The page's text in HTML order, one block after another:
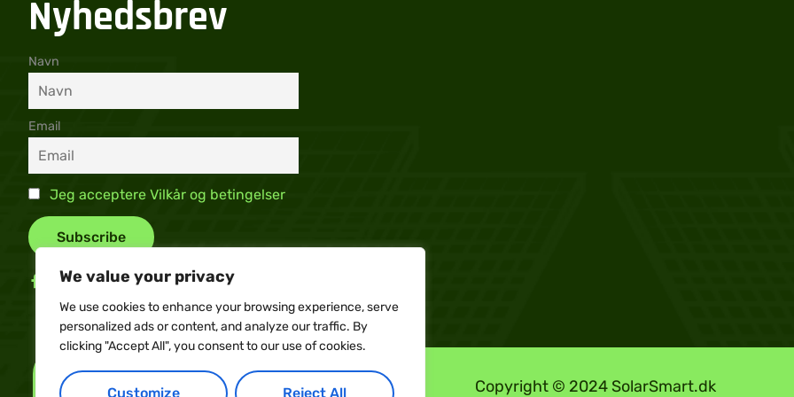
We value your privacy
We use cookies to enhance your browsing experience, serve
personalized ads or content, and analyze our traffic. By
clicking "Accept All", you consent to our use of cookies.
Customize Reject All
Nyhedsbrev
Navn
Email
Jeg acceptere Vilkår og betingelser
Copyright © 2024 SolarSmart.dk